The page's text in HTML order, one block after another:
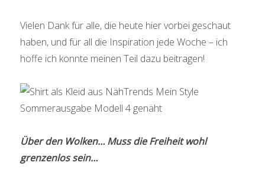
Vielen Dank für alle, die heute hier vorbei geschaut
haben, und für all die Inspiration jede Woche – ich
hoffe ich konnte meinen Teil dazu beitragen!
Über den Wolken… Muss die Freiheit wohl
grenzenlos sein…